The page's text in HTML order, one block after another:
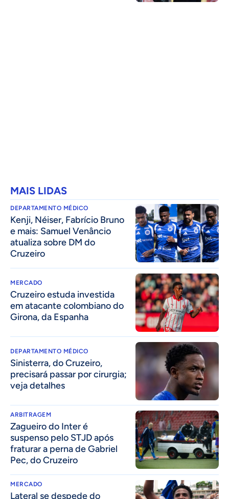
MAIS LIDAS
DEPARTAMENTO MÉDICO
Kenji, Néiser, Fabrício Bruno
e mais: Samuel Venâncio
atualiza sobre DM do
Cruzeiro
MERCADO
Cruzeiro estuda investida
em atacante colombiano do
Girona, da Espanha
DEPARTAMENTO MÉDICO
Sinisterra, do Cruzeiro,
precisará passar por cirurgia;
veja detalhes
ARBITRAGEM
Zagueiro do Inter é
suspenso pelo STJD após
fraturar a perna de Gabriel
Pec, do Cruzeiro
MERCADO
Lateral se despede do